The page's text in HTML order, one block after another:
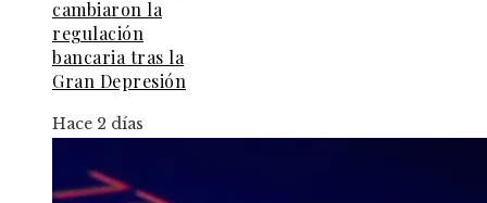
cambiaron la
regulación
bancaria tras la
Gran Depresión
Hace 2 días